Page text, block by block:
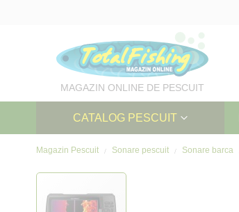
MAGAZIN ONLINE DE PESCUIT
CATALOG PESCUIT
Magazin Pescuit Sonare pescuit Sonare barca